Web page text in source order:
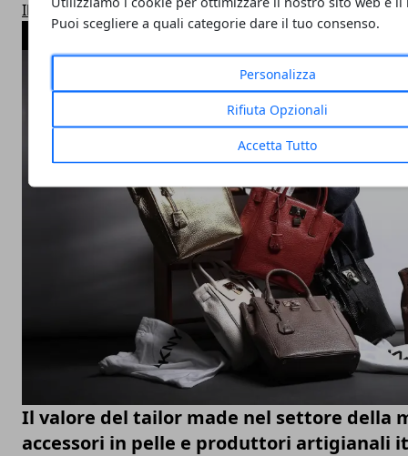
Puoi scegliere a quali categorie dare il tuo consenso.
Personalizza
Rifiuta Opzionali
Accetta Tutto
Il parere degli esperti
ARTICOLI POPOLARI
Il valore del tailor made nel settore della
accessori in pelle e produttori artigianali